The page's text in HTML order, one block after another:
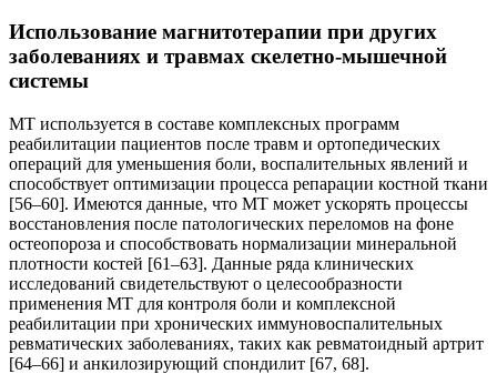
Использование магнитотерапии при других
заболеваниях и травмах скелетно-мышечной
системы
МТ используется в составе комплексных программ
реабилитации пациентов после травм и ортопедических
операций для уменьшения боли, воспалительных явлений и
способствует оптимизации процесса репарации костной ткани
[56–60]. Имеются данные, что МТ может ускорять процессы
восстановления после патологических переломов на фоне
остеопороза и способствовать нормализации минеральной
плотности костей [61–63]. Данные ряда клинических
исследований свидетельствуют о целесообразности
применения МТ для контроля боли и комплексной
реабилитации при хронических иммуновоспалительных
ревматических заболеваниях, таких как ревматоидный артрит
[64–66] и анкилозирующий спондилит [67, 68].